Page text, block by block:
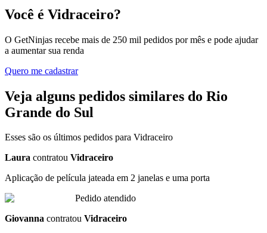
Você é Vidraceiro?
O GetNinjas recebe mais de 250 mil pedidos por mês e pode ajudar
a aumentar sua renda
Quero me cadastrar
Veja alguns pedidos similares do Rio
Grande do Sul
Esses são os últimos pedidos para Vidraceiro
Laura contratou Vidraceiro
Aplicação de película jateada em 2 janelas e uma porta
Pedido atendido
Giovanna contratou Vidraceiro